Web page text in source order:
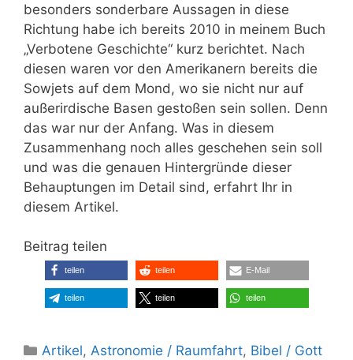
besonders sonderbare Aussagen in diese
Richtung habe ich bereits 2010 in meinem Buch
„Verbotene Geschichte“ kurz berichtet. Nach
diesen waren vor den Amerikanern bereits die
Sowjets auf dem Mond, wo sie nicht nur auf
außerirdische Basen gestoßen sein sollen. Denn
das war nur der Anfang. Was in diesem
Zusammenhang noch alles geschehen sein soll
und was die genauen Hintergründe dieser
Behauptungen im Detail sind, erfahrt Ihr in
diesem Artikel.
Beitrag teilen
teilen teilen E-Mail
teilen teilen teilen
Kategorien
Artikel,Astronomie / Raumfahrt, Bibel / Gott